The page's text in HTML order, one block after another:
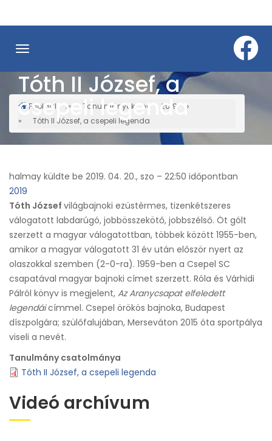
Tóth II József, a
csepeli legenda
Morzsa
Főoldal Tanulmányok
2019
Tóth II József, a csepeli legenda
halmay küldte be 2019. 04. 20., szo – 22:50 időpontban
2019
Tóth József világbajnoki ezüstérmes, tizenkétszeres
válogatott labdarúgó, jobbösszekötő, jobbszélső. Öt gólt
szerzett a magyar válogatottban, többek között 1955-ben,
amikor a magyar válogatott 31 év után először nyert az
olaszokkal szemben (2-0-ra). 1959-ben a Csepel SC
csapatával magyar bajnoki címet szerzett. Róla és Várhidi
Pálról könyv is megjelent, Az Aranycsapat elfeledett
legendáicímmel. Csepel örökös bajnoka, Budapest
díszpolgára; szülőfalujában, Merseváton 2015 óta sportpálya
viseli a nevét.
Tanulmány csatolmánya
Tóth II József, a csepeli legenda
Videó archívum